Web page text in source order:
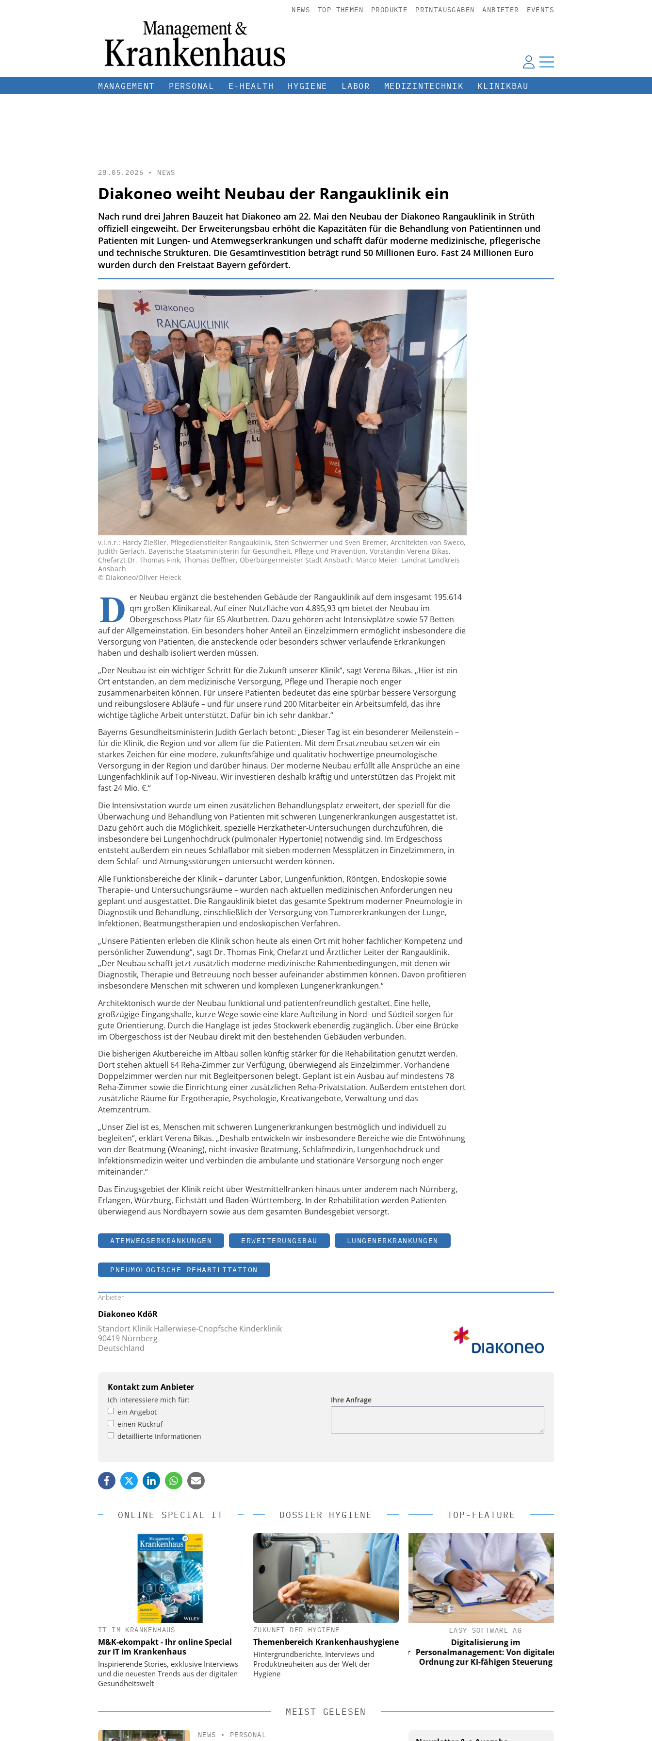
NEWS TOP-THEMEN PRODUKTE PRINTAUSGABEN ANBIETER EVENTS
MANAGEMENT PERSONAL E-HEALTH HYGIENE LABOR MEDIZINTECHNIK KLINIKBAU
28.05.2026 • NEWS
Diakoneo weiht Neubau der Rangauklinik ein
Nach rund drei Jahren Bauzeit hat Diakoneo am 22. Mai den Neubau der Diakoneo Rangauklinik in Strüth
offiziell eingeweiht. Der Erweiterungsbau erhöht die Kapazitäten für die Behandlung von Patientinnen und
Patienten mit Lungen- und Atemwegserkrankungen und schafft dafür moderne medizinische, pflegerische
und technische Strukturen. Die Gesamtinvestition beträgt rund 50 Millionen Euro. Fast 24 Millionen Euro
wurden durch den Freistaat Bayern gefördert.
v.l.n.r.: Hardy Zießler, Pflegedienstleiter Rangauklinik, Sten Schwermer und Sven Bremer, Architekten von Sweco,
Judith Gerlach, Bayerische Staatsministerin für Gesundheit, Pflege und Prävention, Vorständin Verena Bikas,
Chefarzt Dr. Thomas Fink, Thomas Deffner, Oberbürgermeister Stadt Ansbach, Marco Meier, Landrat Landkreis
Ansbach
© Diakoneo/Oliver Heieck
D er Neubau ergänzt die bestehenden Gebäude der Rangauklinik auf dem insgesamt 195.614
qm großen Klinikareal. Auf einer Nutzfläche von 4.895,93 qm bietet der Neubau im
Obergeschoss Platz für 65 Akutbetten. Dazu gehören acht Intensivplätze sowie 57 Betten
auf der Allgemeinstation. Ein besonders hoher Anteil an Einzelzimmern ermöglicht insbesondere die
Versorgung von Patienten, die ansteckende oder besonders schwer verlaufende Erkrankungen
haben und deshalb isoliert werden müssen.
„Der Neubau ist ein wichtiger Schritt für die Zukunft unserer Klinik“, sagt Verena Bikas. „Hier ist ein
Ort entstanden, an dem medizinische Versorgung, Pflege und Therapie noch enger
zusammenarbeiten können. Für unsere Patienten bedeutet das eine spürbar bessere Versorgung
und reibungslosere Abläufe – und für unsere rund 200 Mitarbeiter ein Arbeitsumfeld, das ihre
wichtige tägliche Arbeit unterstützt. Dafür bin ich sehr dankbar.“
Bayerns Gesundheitsministerin Judith Gerlach betont: „Dieser Tag ist ein besonderer Meilenstein –
für die Klinik, die Region und vor allem für die Patienten. Mit dem Ersatzneubau setzen wir ein
starkes Zeichen für eine modere, zukunftsfähige und qualitativ hochwertige pneumologische
Versorgung in der Region und darüber hinaus. Der moderne Neubau erfüllt alle Ansprüche an eine
Lungenfachklinik auf Top-Niveau. Wir investieren deshalb kräftig und unterstützen das Projekt mit
fast 24 Mio. €.“
Die Intensivstation wurde um einen zusätzlichen Behandlungsplatz erweitert, der speziell für die
Überwachung und Behandlung von Patienten mit schweren Lungenerkrankungen ausgestattet ist.
Dazu gehört auch die Möglichkeit, spezielle Herzkatheter-Untersuchungen durchzuführen, die
insbesondere bei Lungenhochdruck (pulmonaler Hypertonie) notwendig sind. Im Erdgeschoss
entsteht außerdem ein neues Schlaflabor mit sieben modernen Messplätzen in Einzelzimmern, in
dem Schlaf- und Atmungsstörungen untersucht werden können.
Alle Funktionsbereiche der Klinik – darunter Labor, Lungenfunktion, Röntgen, Endoskopie sowie
Therapie- und Untersuchungsräume – wurden nach aktuellen medizinischen Anforderungen neu
geplant und ausgestattet. Die Rangauklinik bietet das gesamte Spektrum moderner Pneumologie in
Diagnostik und Behandlung, einschließlich der Versorgung von Tumorerkrankungen der Lunge,
Infektionen, Beatmungstherapien und endoskopischen Verfahren.
„Unsere Patienten erleben die Klinik schon heute als einen Ort mit hoher fachlicher Kompetenz und
persönlicher Zuwendung“, sagt Dr. Thomas Fink, Chefarzt und Ärztlicher Leiter der Rangauklinik.
„Der Neubau schafft jetzt zusätzlich moderne medizinische Rahmenbedingungen, mit denen wir
Diagnostik, Therapie und Betreuung noch besser aufeinander abstimmen können. Davon profitieren
insbesondere Menschen mit schweren und komplexen Lungenerkrankungen.“
Architektonisch wurde der Neubau funktional und patientenfreundlich gestaltet. Eine helle,
großzügige Eingangshalle, kurze Wege sowie eine klare Aufteilung in Nord- und Südteil sorgen für
gute Orientierung. Durch die Hanglage ist jedes Stockwerk ebenerdig zugänglich. Über eine Brücke
im Obergeschoss ist der Neubau direkt mit den bestehenden Gebäuden verbunden.
Die bisherigen Akutbereiche im Altbau sollen künftig stärker für die Rehabilitation genutzt werden.
Dort stehen aktuell 64 Reha-Zimmer zur Verfügung, überwiegend als Einzelzimmer. Vorhandene
Doppelzimmer werden nur mit Begleitpersonen belegt. Geplant ist ein Ausbau auf mindestens 78
Reha-Zimmer sowie die Einrichtung einer zusätzlichen Reha-Privatstation. Außerdem entstehen dort
zusätzliche Räume für Ergotherapie, Psychologie, Kreativangebote, Verwaltung und das
Atemzentrum.
„Unser Ziel ist es, Menschen mit schweren Lungenerkrankungen bestmöglich und individuell zu
begleiten“, erklärt Verena Bikas. „Deshalb entwickeln wir insbesondere Bereiche wie die Entwöhnung
von der Beatmung (Weaning), nicht-invasive Beatmung, Schlafmedizin, Lungenhochdruck und
Infektionsmedizin weiter und verbinden die ambulante und stationäre Versorgung noch enger
miteinander.“
Das Einzugsgebiet der Klinik reicht über Westmittelfranken hinaus unter anderem nach Nürnberg,
Erlangen, Würzburg, Eichstätt und Baden-Württemberg. In der Rehabilitation werden Patienten
überwiegend aus Nordbayern sowie aus dem gesamten Bundesgebiet versorgt.
ATEMWEGSERKRANKUNGEN ERWEITERUNGSBAU LUNGENERKRANKUNGEN
PNEUMOLOGISCHE REHABILITATION
Anbieter
Diakoneo KdöR
Standort Klinik Hallerwiese-Cnopfsche Kinderklinik
90419 Nürnberg
Deutschland
Kontakt zum Anbieter
Ich interessiere mich für:
ein Angebot
einen Rückruf
detaillierte Informationen
Ihre Anfrage
ONLINE SPECIAL IT
IT IM KRANKENHAUS
M&K-ekompakt - Ihr online Special
zur IT im Krankenhaus
Inspirierende Stories, exklusive Interviews
und die neuesten Trends aus der digitalen
Gesundheitswelt
DOSSIER HYGIENE
ZUKUNFT DER HYGIENE
Themenbereich Krankenhaushygiene
Hintergrundberichte, Interviews und
Produktneuheiten aus der Welt der
Hygiene
TOP-FEATURE
EASY SOFTWARE AG
Digitalisierung im
Personalmanagement: Von digitaler
Ordnung zur KI-fähigen Steuerung
EASY SOFTWARE AG
Digitalisierung im
Personalmanagement: Von digitaler
Ordnung zur KI-fähigen Steuerung
EASY SOFTWARE AG
Digitalisierung im
Personalmanagement: Von digitaler
Ordnung zur KI-fähigen Steuerung
MEIST GELESEN
NEWS • PERSONAL